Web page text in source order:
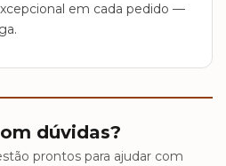
em cada pedido —
dúvidas?
prontos para ajudar com